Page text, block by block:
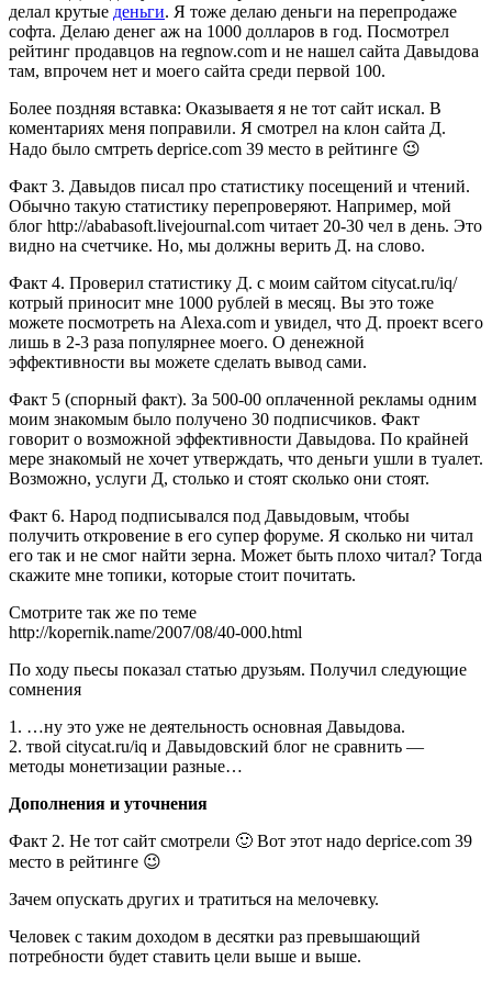
делал крутые деньги. Я тоже делаю деньги на перепродаже
софта. Делаю денег аж на 1000 долларов в год. Посмотрел
рейтинг продавцов на regnow.com и не нашел сайта Давыдова
там, впрочем нет и моего сайта среди первой 100.
Более поздняя вставка: Оказываетя я не тот сайт искал. В
коментариях меня поправили. Я смотрел на клон сайта Д.
Надо было смтреть deprice.com 39 место в рейтинге 😉
Факт 3. Давыдов писал про статистику посещений и чтений.
Обычно такую статистику перепроверяют. Например, мой
блог http://ababasoft.livejournal.com читает 20-30 чел в день. Это
видно на счетчике. Но, мы должны верить Д. на слово.
Факт 4. Проверил статистику Д. с моим сайтом citycat.ru/iq/
котрый приносит мне 1000 рублей в месяц. Вы это тоже
можете посмотреть на Alexa.com и увидел, что Д. проект всего
лишь в 2-3 раза популярнее моего. О денежной
эффективности вы можете сделать вывод сами.
Факт 5 (спорный факт). За 500-00 оплаченной рекламы одним
моим знакомым было получено 30 подписчиков. Факт
говорит о возможной эффективности Давыдова. По крайней
мере знакомый не хочет утверждать, что деньги ушли в туалет.
Возможно, услуги Д, столько и стоят сколько они стоят.
Факт 6. Народ подписывался под Давыдовым, чтобы
получить откровение в его супер форуме. Я сколько ни читал
его так и не смог найти зерна. Может быть плохо читал? Тогда
скажите мне топики, которые стоит почитать.
Смотрите так же по теме
http://kopernik.name/2007/08/40-000.html
По ходу пьесы показал статью друзьям. Получил следующие
сомнения
1. …ну это уже не деятельность основная Давыдова.
2. твой citycat.ru/iq и Давыдовский блог не сравнить —
методы монетизации разные…
Дополнения и уточнения
Факт 2. Не тот сайт смотрели 🙂 Вот этот надо deprice.com 39
место в рейтинге 😉
Зачем опускать других и тратиться на мелочевку.
Человек с таким доходом в десятки раз превышающий
потребности будет ставить цели выше и выше.